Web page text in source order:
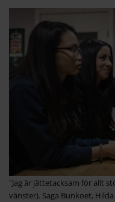
"Jag är jättetacksam för allt
vänster). Saga Bunkoet,